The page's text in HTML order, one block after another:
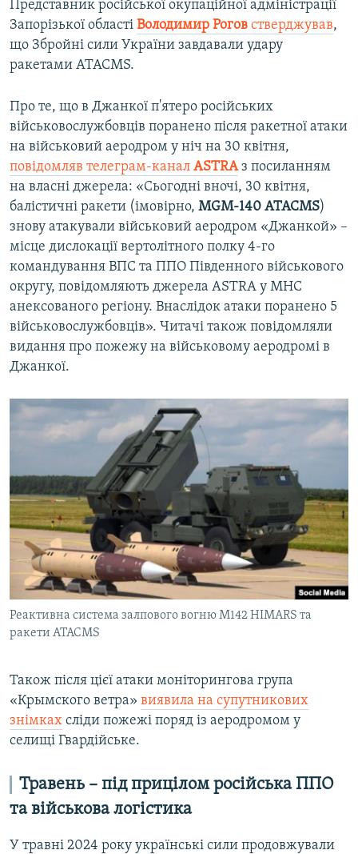
Представник російської окупаційної адміністрації
Запорізької області Володимир Рогов стверджував,
що Збройні сили України завдавали удару
ракетами ATACMS.
Про те, що в Джанкої п'ятеро російських
військовослужбовців поранено після ракетної атаки
на військовий аеродром у ніч на 30 квітня,
повідомляв телеграм-канал ASTRAз посиланням
на власні джерела: «Сьогодні вночі, 30 квітня,
балістичні ракети (імовірно, MGM-140 ATACMS)
знову атакували військовий аеродром «Джанкой» –
місце дислокації вертолітного полку 4-го
командування ВПС та ППО Південного військового
округу, повідомляють джерела ASTRA у МНС
анексованого регіону. Внаслідок атаки поранено 5
військовослужбовців». Читачі також повідомляли
видання про пожежу на військовому аеродромі в
Джанкої.
Реактивна система залпового вогню M142 HIMARS та
ракети ATACMS
Також після цієї атаки моніторингова група
«Крымского ветра» виявила на супутникових
знімках сліди пожежі поряд із аеродромом у
селищі Гвардійське.
Травень – під прицілом російська ППО
та військова логістика
У травні 2024 року українські сили продовжували